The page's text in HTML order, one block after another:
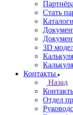
Стать
3D
Контакты
Назад
Отдел